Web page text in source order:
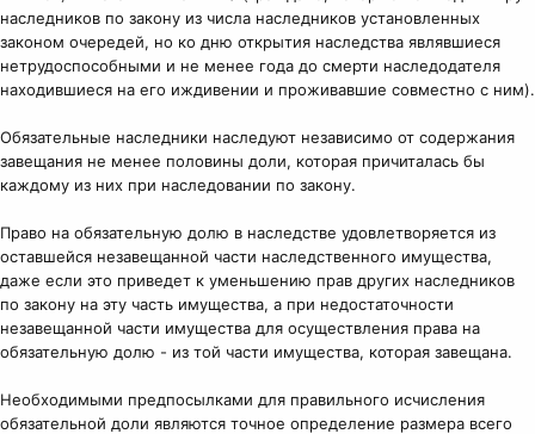
наследников по закону из числа наследников установленных
законом очередей, но ко дню открытия наследства являвшиеся
нетрудоспособными и не менее года до смерти наследодателя
находившиеся на его иждивении и проживавшие совместно с ним).
Обязательные наследники наследуют независимо от содержания
завещания не менее половины доли, которая причиталась бы
каждому из них при наследовании по закону.
Право на обязательную долю в наследстве удовлетворяется из
оставшейся незавещанной части наследственного имущества,
даже если это приведет к уменьшению прав других наследников
по закону на эту часть имущества, а при недостаточности
незавещанной части имущества для осуществления права на
обязательную долю - из той части имущества, которая завещана.
Необходимыми предпосылками для правильного исчисления
обязательной доли являются точное определение размера всего